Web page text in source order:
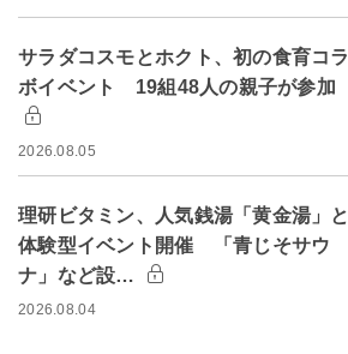
サラダコスモとホクト、初の食育コラ
ボイベント 19組48人の親子が参加
2026.08.05
理研ビタミン、人気銭湯「黄金湯」と
体験型イベント開催 「青じそサウ
ナ」など設…
2026.08.04